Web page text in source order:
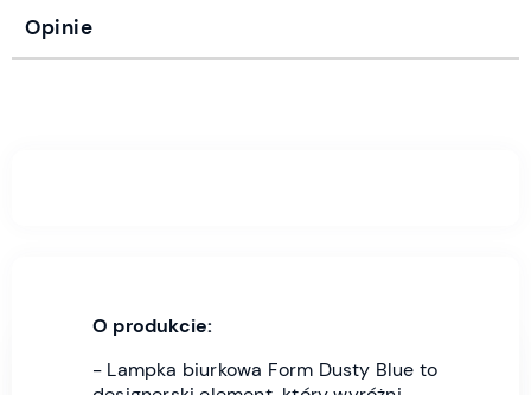
Opinie
O produkcie:
- Lampka biurkowa Form Dusty Blue to